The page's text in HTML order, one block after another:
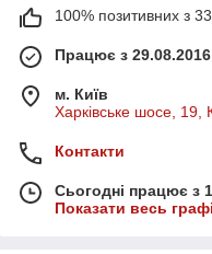
100% позитивних з 33
Працює з 29.08.2016
м. Київ
Харківське шосе, 19,
Контакти
Сьогодні працює з
Показати весь